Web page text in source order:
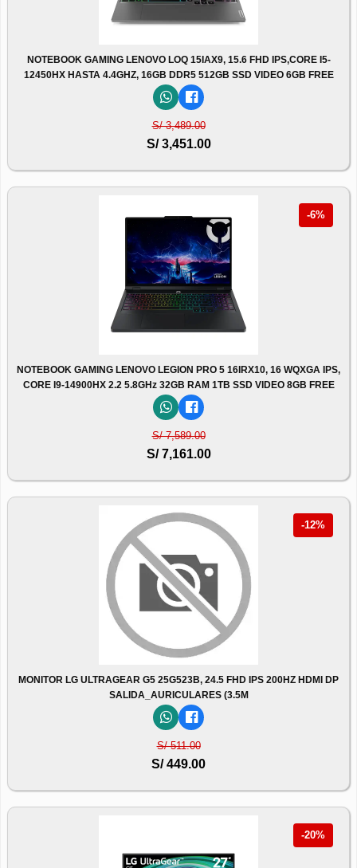
NOTEBOOK GAMING LENOVO LOQ 15IAX9, 15.6 FHD IPS,CORE I5-
12450HX HASTA 4.4GHZ, 16GB DDR5 512GB SSD VIDEO 6GB FREE
S/ 3,489.00
S/ 3,451.00
-6%
NOTEBOOK GAMING LENOVO LEGION PRO 5 16IRX10, 16 WQXGA IPS,
CORE I9-14900HX 2.2 5.8GHz 32GB RAM 1TB SSD VIDEO 8GB FREE
S/ 7,589.00
S/ 7,161.00
-12%
MONITOR LG ULTRAGEAR G5 25G523B, 24.5 FHD IPS 200HZ HDMI DP
SALIDA_AURICULARES (3.5M
S/ 511.00
S/ 449.00
-20%